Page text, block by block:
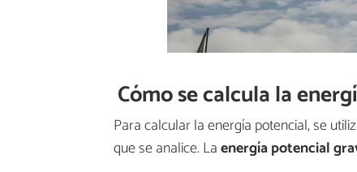
Cómo se calcula la
Para calcular la energía potencial, se
que se analice. Laenergía potencial